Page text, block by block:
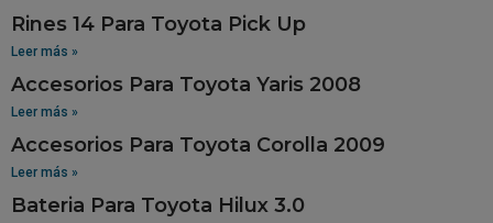
Rines 14 Para Toyota Pick Up
Leer más »
Accesorios Para Toyota Yaris 2008
Leer más »
Accesorios Para Toyota Corolla 2009
Leer más »
Bateria Para Toyota Hilux 3.0